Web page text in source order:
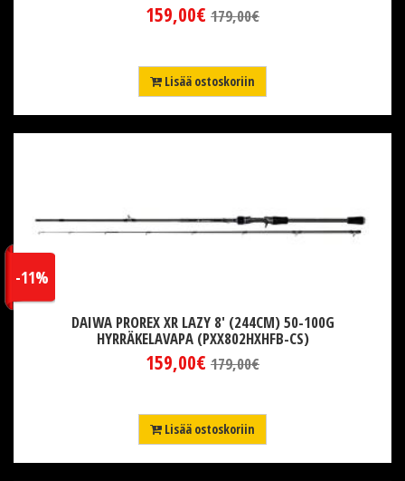
159,00€ 179,00€
Lisää ostoskoriin
DAIWA PROREX XR LAZY 8' (244CM) 50-100G
HYRRÄKELAVAPA (PXX802HXHFB-CS)
159,00€
-11%
179,00€
Lisää ostoskoriin